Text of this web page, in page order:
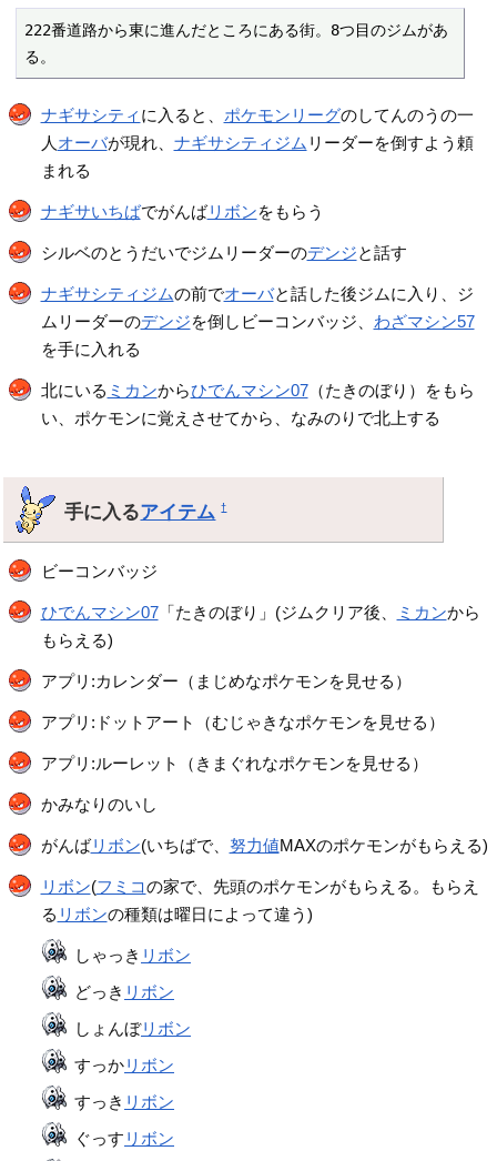
222番道路から東に進んだところにある街。8つ目のジムがあ
る。
ナギサシティ に入ると、 ポケモンリーグのしてんのうの一
人 オーバが現れ、 ナギサシティジム リーダーを倒すよう頼
まれる
ナギサいちばでがんばリボンをもらう
シルベのとうだいでジムリーダーのデンジと話す
ナギサシティジムの前でオーバと話した後ジムに入り、ジ
ムリーダーのデンジを倒しビーコンバッジ、 わざマシン57
を手に入れる
北にいる ミカンからひでんマシン07（たきのぼり）をもら
い、ポケモンに覚えさせてから、なみのりで北上する
手に入るアイテム †
ビーコンバッジ
ひでんマシン07「たきのぼり」(ジムクリア後、 ミカンから
もらえる)
アプリ:カレンダー（まじめなポケモンを見せる）
アプリ:ドットアート（むじゃきなポケモンを見せる）
アプリ:ルーレット（きまぐれなポケモンを見せる）
かみなりのいし
がんばリボン(いちばで、 努力値MAXのポケモンがもらえる)
リボン(フミコの家で、先頭のポケモンがもらえる。もらえ
る リボンの種類は曜日によって違う)
しゃっき リボン
どっき リボン
しょんぼリボン
すっかリボン
すっき リボン
ぐっす リボン